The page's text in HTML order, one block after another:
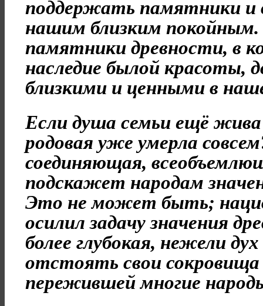
поддержать памятники и
нашим близким
памятники древности, в
наследие былой красоты,
близкими и ценными в
Если душа семьи ещё
родовая уже умерла
соединяющая,
подскажет народам
Это не может быть;
осилил задачу значения
более глубокая, нежели
отстоять свои сокровища
пережившей многие